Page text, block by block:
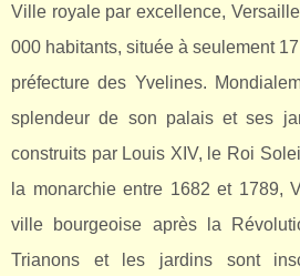
Ville royale par excellence,
000 habitants, située à seulement
préfecture des Yvelines.
splendeur de son palais et ses
construits par Louis XIV, le Roi
la monarchie entre 1682 et 1789,
ville bourgeoise après la
Trianons et les jardins sont